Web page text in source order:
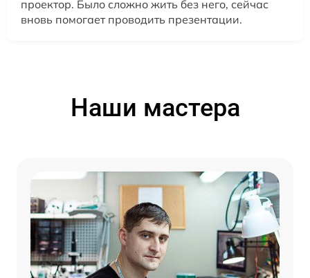
проектор. Было сложно жить без него, сейчас
вновь помогает проводить презентации.
Наши мастера